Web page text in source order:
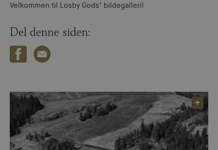
Velkommen til Losby Gods’ bildegalleri!
Del denne siden: